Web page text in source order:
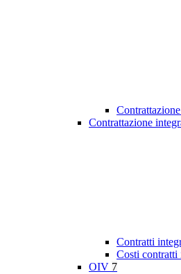
Contrattazione
Contratti
Costi contratti
OIV 7